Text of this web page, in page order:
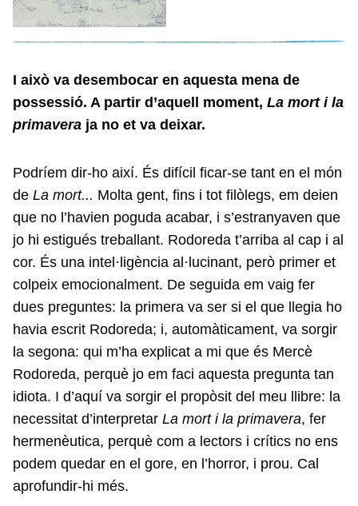
I això va desembocar en aquesta mena de
possessió. A partir d’aquell moment, La mort i la
primavera ja no et va deixar.
Podríem dir-ho així. És difícil ficar-se tant en el món
de La mort... Molta gent, fins i tot filòlegs, em deien
que no l’havien poguda acabar, i s’estranyaven que
jo hi estigués treballant. Rodoreda t’arriba al cap i al
cor. És una intel·ligència al·lucinant, però primer et
colpeix emocionalment. De seguida em vaig fer
dues preguntes: la primera va ser si el que llegia ho
havia escrit Rodoreda; i, automàticament, va sorgir
la segona: qui m’ha explicat a mi que és Mercè
Rodoreda, perquè jo em faci aquesta pregunta tan
idiota. I d’aquí va sorgir el propòsit del meu llibre: la
necessitat d’interpretar La mort i la primavera, fer
hermenèutica, perquè com a lectors i crítics no ens
podem quedar en el gore, en l’horror, i prou. Cal
aprofundir-hi més.